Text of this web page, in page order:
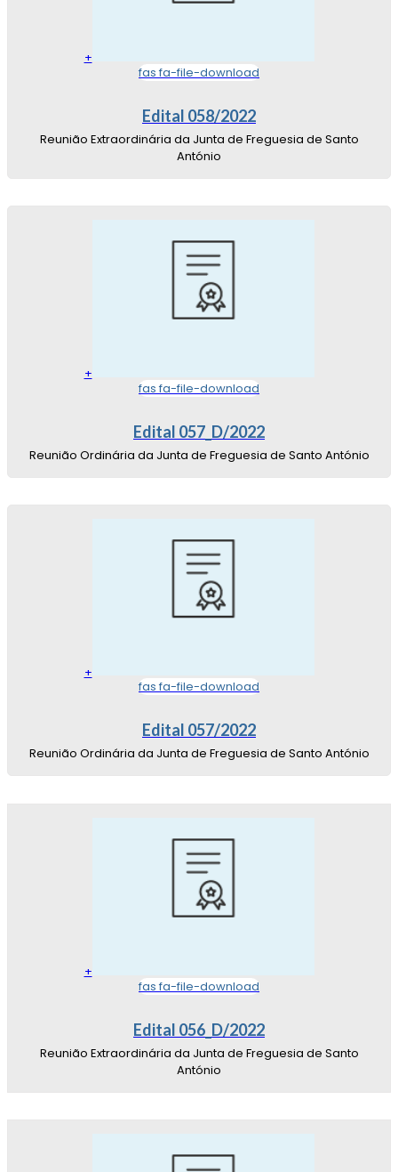
+
fas fa-file-download
Edital 058/2022
Reunião Extraordinária da Junta de Freguesia de Santo
António
+
fas fa-file-download
Edital 057_D/2022
Reunião Ordinária da Junta de Freguesia de Santo António
+
fas fa-file-download
Edital 057/2022
Reunião Ordinária da Junta de Freguesia de Santo António
+
fas fa-file-download
Edital 056_D/2022
Reunião Extraordinária da Junta de Freguesia de Santo
António